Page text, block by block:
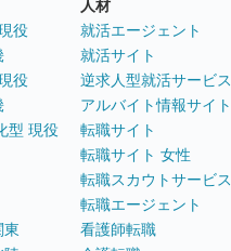
役
役
型 現役
東
人材
就活エージェント
就活サイト
逆求人型就活サービス
アルバイト情報サイト
転職サイト
転職サイト 女性
転職スカウトサービス
転職エージェント
看護師転職